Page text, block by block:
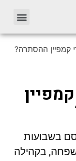
קמפיין ההסתרה?
בשבועות
בקהילה